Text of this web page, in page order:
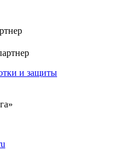
и защиты